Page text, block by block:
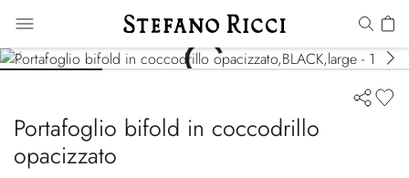
Portafoglio bifold in coccodrillo
opacizzato